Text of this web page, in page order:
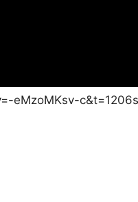
eMzoMKsv-c&t=1206s